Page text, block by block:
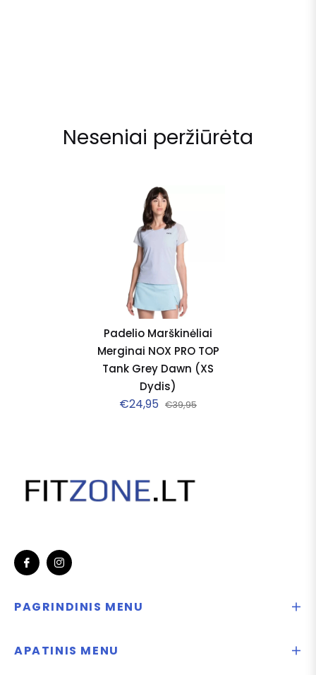
Neseniai peržiūrėta
Padelio Marškinėliai
Merginai NOX PRO TOP
Tank Grey Dawn (XS
Dydis)
€24,95 €39,95
Fb Ins
PAGRINDINIS MENU
APATINIS MENU